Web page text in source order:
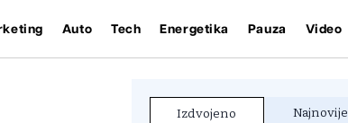
Auto Tech Energetika Pauza Video
Izdvojeno Najnovije